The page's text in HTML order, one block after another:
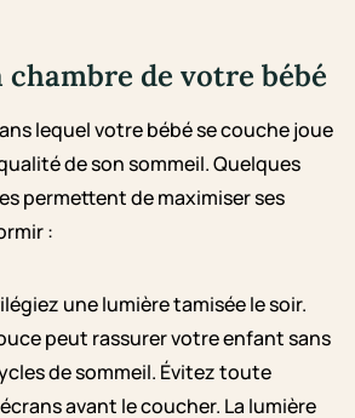
chambre de votre bébé
lequel votre bébé se couche joue
de son sommeil. Quelques
permettent de maximiser ses
:
une lumière tamisée le soir.
peut rassurer votre enfant sans
de sommeil. Évitez toute
avant le coucher. La lumière